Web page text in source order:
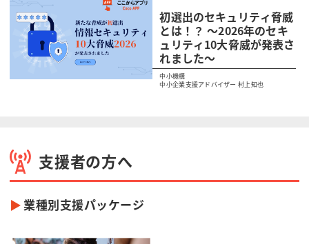
初選出のセキュリティ脅威
とは！？ 〜2026年のセキ
ュリティ10大脅威が発表さ
れました〜
中小機構
中小企業支援アドバイザー 村上知也
支援者の方へ
業種別支援パッケージ